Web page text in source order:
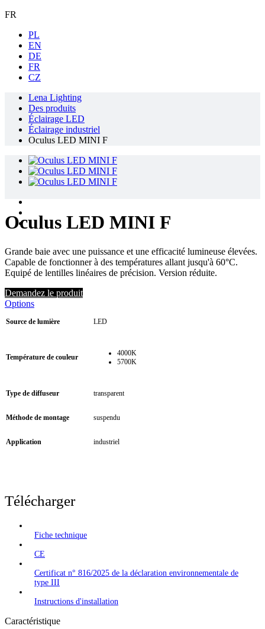
FR
PL
EN
DE
FR
CZ
Lena Lighting
Des produits
Éclairage LED
Éclairage industriel
Oculus LED MINI F
Oculus LED MINI F
Grande baie avec une puissance et une efficacité lumineuse élevées.
Capable de fonctionner à des températures allant jusqu'à 60°C.
Equipé de lentilles linéaires de précision. Version réduite.
Demandez le produit
Options
Source de lumière LED
Température de couleur
4000K
5700K
Type de diffuseur transparent
Méthode de montage suspendu
Application industriel
Télécharger
Fiche technique
CE
Certificat n° 816/2025 de la déclaration environnementale de
type III
Instructions d'installation
Caractéristique